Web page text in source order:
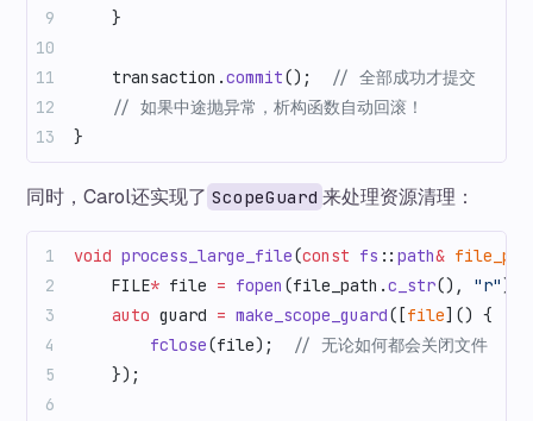
    }
    transaction.
commit();
  // 全部成功才提交
    // 如果中途抛异常，析构函数自动回滚！
}
同时，Carol还实现了 ScopeGuard 来处理资源清理：
void process_large_file(const fs ::path&
    FILE
* file = fopen (file_path.c_str(), "r");
    auto
guard = make_scope_guard([file]() {
        fclose
(file);
  // 无论如何都会关闭文件
    });